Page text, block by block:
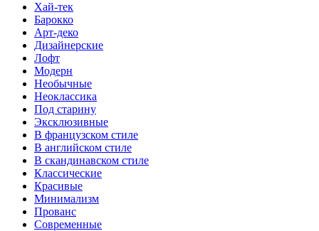
Хай-тек
Барокко
Арт-деко
Дизайнерские
Лофт
Модерн
Необычные
Неоклассика
Под старину
Эксклюзивные
В французском стиле
В английском стиле
В скандинавском стиле
Классические
Красивые
Минимализм
Прованс
Современные